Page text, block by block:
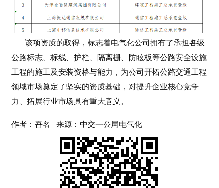
该项资质的取得，标志着电气化公司拥有了承担各级
公路标志、标线、护栏、隔离栅、防眩板等公路安全设施
工程的施工及安装资格与能力，为公司开拓公路交通工程
领域市场奠定了坚实的资质基础，对提升企业核心竞争
力、拓展行业市场具有重大意义。
作者：吾名 来源：中交一公局电气化